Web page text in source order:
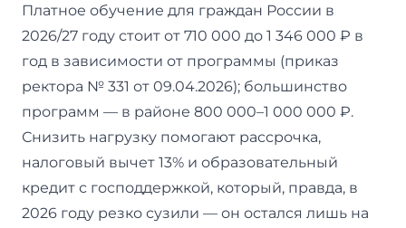
Платное обучение для граждан России в
2026/27 году стоит от 710 000 до 1 346 000 ₽ в
год в зависимости от программы (приказ
ректора № 331 от 09.04.2026); большинство
программ — в районе 800 000–1 000 000 ₽.
Снизить нагрузку помогают рассрочка,
налоговый вычет 13% и образовательный
кредит с господдержкой, который, правда, в
2026 году резко сузили — он остался лишь на